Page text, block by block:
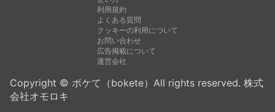
利用規約
よくある質問
クッキーの利用について
お問い合わせ
広告掲載について
運営会社
Copyright © ボケて（bokete）All rights reserved. 株式
会社オモロキ